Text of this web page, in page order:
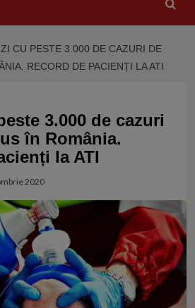
CU PESTE 3.000 DE CAZURI DE
RECORD DE PACIENȚI LA ATI
3.000 de cazuri
în România.
la ATI
2020